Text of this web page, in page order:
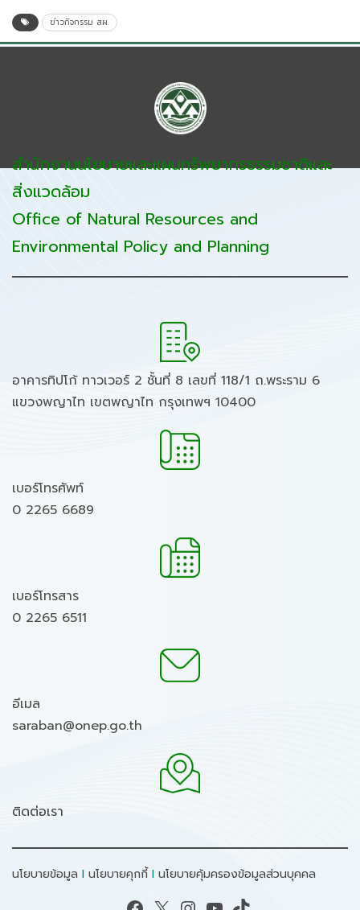
ข่าวกิจกรรม สผ.
สำนักงานนโยบายและแผนทรัพยากรธรรมชาติและ
สิ่งแวดล้อม
Office of Natural Resources and
Environmental Policy and Planning
อาคารทิปโก้ ทาวเวอร์ 2 ชั้นที่ 8 เลขที่ 118/1 ถ.พระราม 6
แขวงพญาไท เขตพญาไท กรุงเทพฯ 10400
เบอร์โทรศัพท์
0 2265 6689
เบอร์โทรสาร
0 2265 6511
อีเมล
saraban@onep.go.th
ติดต่อเรา
นโยบายข้อมูล I นโยบายคุกกี้ I นโยบายคุ้มครองข้อมูลส่วนบุคคล